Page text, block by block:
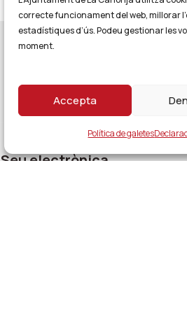
correcte funcionament del web, millorar
estadístiques d’ús. Podeu gestionar les
moment.
Accepta
Política de galetes
Seu electrònica